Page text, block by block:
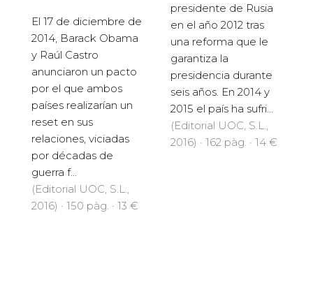
El 17 de diciembre de
2014, Barack Obama
y Raúl Castro
anunciaron un pacto
por el que ambos
países realizarían un
reset en sus
relaciones, viciadas
por décadas de
guerra f...
(Editorial UOC, S.L.,
2016) · 150 pàg. · 13 €
presidente de Rusia
en el año 2012 tras
una reforma que le
garantiza la
presidencia durante
seis años. En 2014 y
2015 el país ha sufri...
(Editorial UOC, S.L.,
2016) · 162 pàg. · 14 €